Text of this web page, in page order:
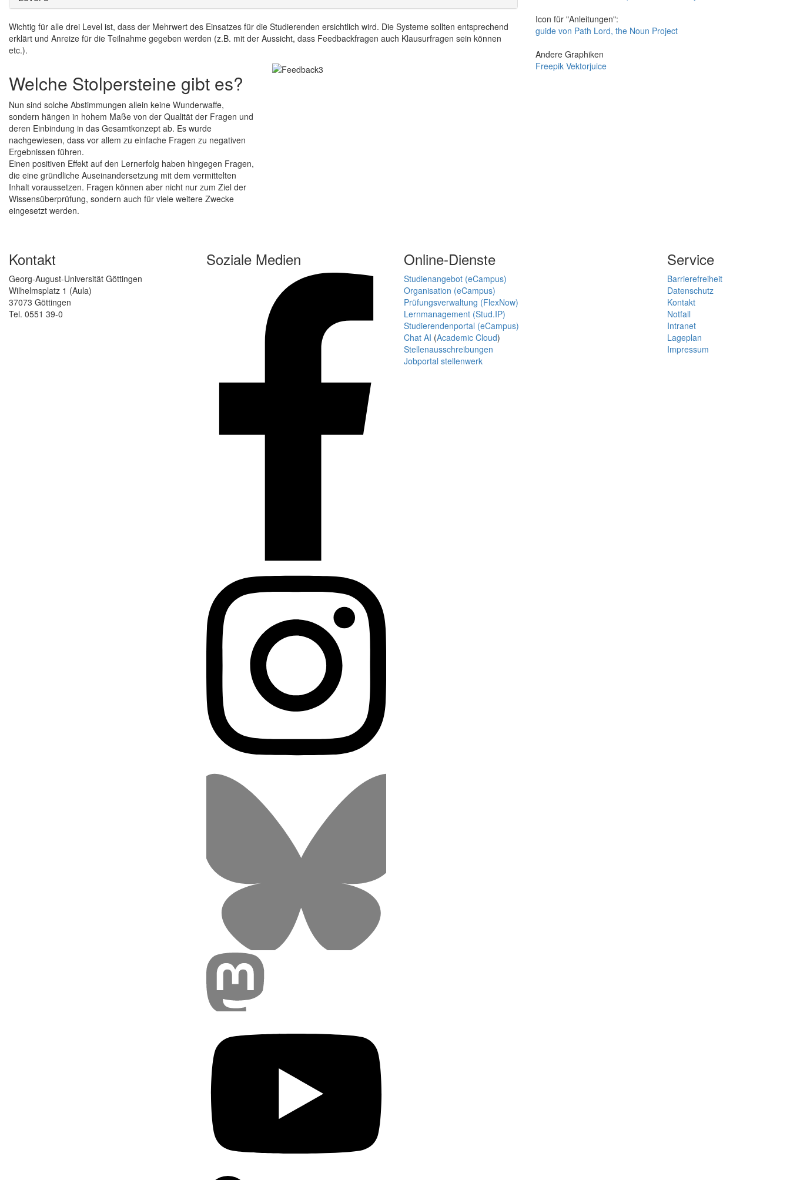
Wichtig für alle drei Level ist, dass der Mehrwert des Einsatzes für die Studierenden ersichtlich wird. Die Systeme sollten entsprechend
erklärt und Anreize für die Teilnahme gegeben werden (z.B. mit der Aussicht, dass Feedbackfragen auch Klausurfragen sein können
etc.).
Welche Stolpersteine gibt es?
Nun sind solche Abstimmungen allein keine Wunderwaffe,
sondern hängen in hohem Maße von der Qualität der Fragen und
deren Einbindung in das Gesamtkonzept ab. Es wurde
nachgewiesen, dass vor allem zu einfache Fragen zu negativen
Ergebnissen führen.
Einen positiven Effekt auf den Lernerfolg haben hingegen Fragen,
die eine gründliche Auseinandersetzung mit dem vermittelten
Inhalt voraussetzen. Fragen können aber nicht nur zum Ziel der
Wissensüberprüfung, sondern auch für viele weitere Zwecke
eingesetzt werden.
Icon für "Anleitungen":
guide von Path Lord, the Noun Project
Andere Graphiken
Freepik Vektorjuice
Kontakt
Georg-August-Universität Göttingen
Wilhelmsplatz 1 (Aula)
37073 Göttingen
Tel. 0551 39-0
Soziale Medien Online-Dienste
Studienangebot (eCampus)
Organisation (eCampus)
Prüfungsverwaltung (FlexNow)
Lernmanagement (Stud.IP)
Studierendenportal (eCampus)
Chat AI (Academic Cloud)
Stellenausschreibungen
Jobportal stellenwerk
Service
Barrierefreiheit
Datenschutz
Kontakt
Notfall
Intranet
Lageplan
Impressum